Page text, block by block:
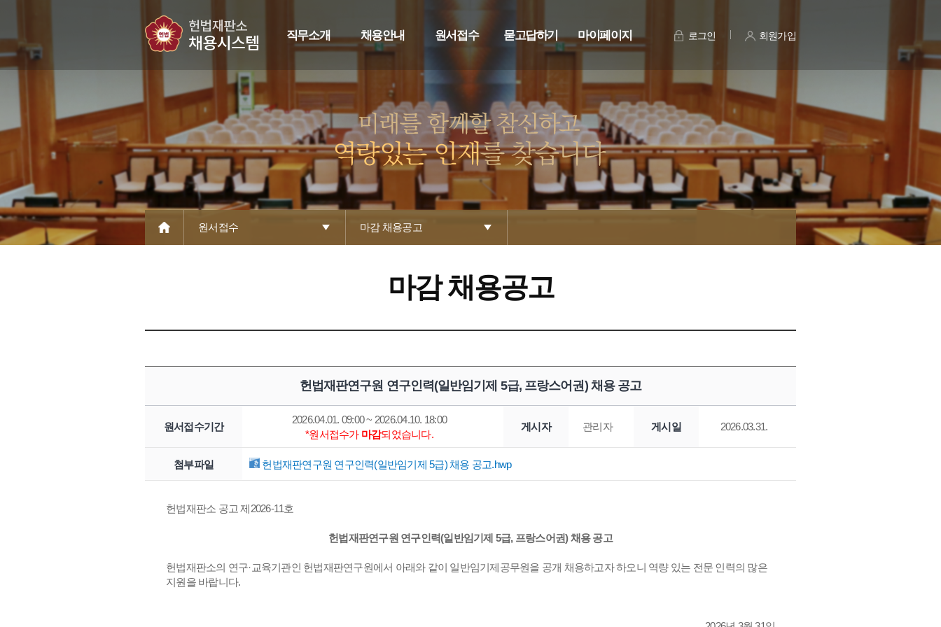
직무소개 채용안내 원서접수 묻고답하기 마이페이지 로그인 회원가입
원서접수 마감 채용공고
마감 채용공고
헌법재판연구원 연구인력(일반임기제 5급, 프랑스어권) 채용 공고
원서접수기간
2026.04.01. 09:00 ~ 2026.04.10. 18:00
*원서접수가 마감되었습니다.
게시자 관리자 게시일 2026.03.31.
첨부파일 헌법재판연구원 연구인력(일반임기제 5급) 채용 공고.hwp
헌법재판소 공고 제2026-11호
헌법재판연구원 연구인력(일반임기제 5급, 프랑스어권) 채용 공고
헌법재판소의 연구·교육기관인 헌법재판연구원에서 아래와 같이 일반임기제공무원을 공개 채용하고자 하오니 역량 있는 전문 인력의 많은
지원을 바랍니다.